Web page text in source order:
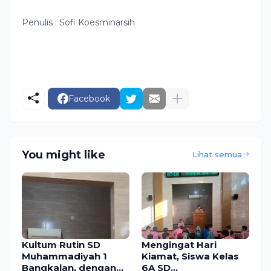
Penulis : Sofi Koesminarsih
Facebook
You might like Lihat semua
Kultum Rutin SD
Muhammadiyah 1
Bangkalan, dengan
Mengingat Hari
Kiamat, Siswa Kelas
6A SD